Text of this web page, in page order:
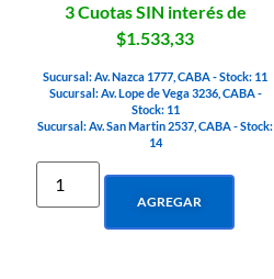
3 Cuotas SIN interés de
$1.533,33
Sucursal: Av. Nazca 1777, CABA - Stock: 11
Sucursal: Av. Lope de Vega 3236, CABA -
Stock: 11
Sucursal: Av. San Martin 2537, CABA - Stock:
14
AGREGAR